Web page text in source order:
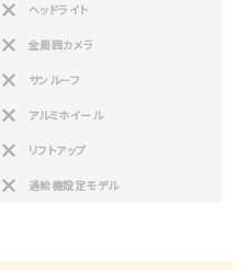
ヘッドライト
全周囲カメラ
サンルーフ
アルミホイール
リフトアップ
過給機設定モデル